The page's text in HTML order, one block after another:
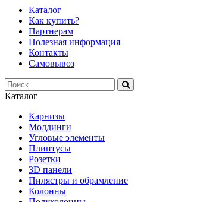
Каталог
Как купить?
Партнерам
Полезная информация
Контакты
Самовывоз
Каталог
Карнизы
Молдинги
Угловые элементы
Плинтусы
Розетки
3D панели
Пилястры и обрамление
Колонны